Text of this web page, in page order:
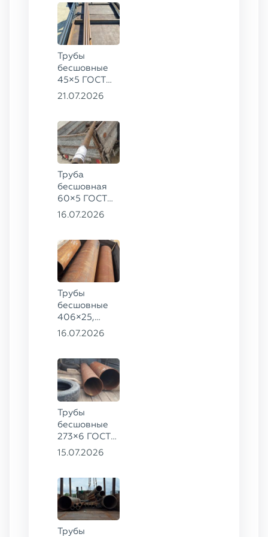
Трубы
бесшовные
45×5 ГОСТ
8734-75, ст.
21.07.2026
Труба
бесшовная
60×5 ГОСТ
8732-78, ст.
16.07.2026
Трубы
бесшовные
406×25,
325×20,
09Г2С
16.07.2026
Трубы
бесшовные
273×6 ГОСТ
8732-78
15.07.2026
Трубы